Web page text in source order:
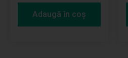
Adaugă în coș